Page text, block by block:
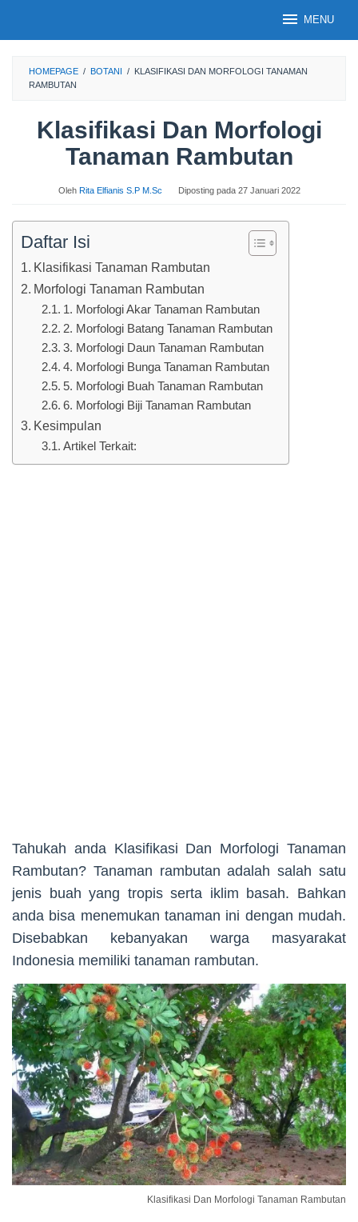
MENU
HOMEPAGE / BOTANI / KLASIFIKASI DAN MORFOLOGI TANAMAN
RAMBUTAN
Klasifikasi Dan Morfologi
Tanaman Rambutan
Oleh Rita Elfianis S.P M.Sc Diposting pada 27 Januari 2022
Daftar Isi
Klasifikasi Tanaman Rambutan
Morfologi Tanaman Rambutan
1. Morfologi Akar Tanaman Rambutan
2. Morfologi Batang Tanaman Rambutan
3. Morfologi Daun Tanaman Rambutan
4. Morfologi Bunga Tanaman Rambutan
5. Morfologi Buah Tanaman Rambutan
6. Morfologi Biji Tanaman Rambutan
Kesimpulan
Artikel Terkait:
Tahukah anda Klasifikasi Dan Morfologi Tanaman
Rambutan? Tanaman rambutan adalah salah satu
jenis buah yang tropis serta iklim basah. Bahkan
anda bisa menemukan tanaman ini dengan mudah.
Disebabkan kebanyakan warga masyarakat
Indonesia memiliki tanaman rambutan.
Klasifikasi Dan Morfologi Tanaman Rambutan